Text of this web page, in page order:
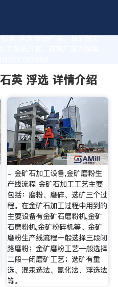
英 浮选 制造厂家，我们致力
系统方案。获取厂家直销报
英 浮选 详情介绍
- 金矿石加工设备,金矿磨粉生
产线流程 金矿石加工工艺主要
包括：磨粉、磨碎、选矿三个过
程。在金矿石加工过程中用到的
主要设备有金矿石磨粉机,金矿
石磨粉机,金矿粉碎机等。金矿
磨粉生产线流程一般选择三段闭
路磨粉；金矿磨粉工艺一般选择
二段一闭磨矿工艺；选矿有重
选、混汞选法、氰化法、浮选法
等。